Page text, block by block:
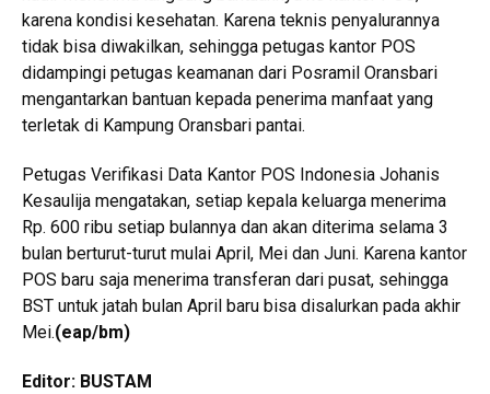
karena kondisi kesehatan. Karena teknis penyalurannya
tidak bisa diwakilkan, sehingga petugas kantor POS
didampingi petugas keamanan dari Posramil Oransbari
mengantarkan bantuan kepada penerima manfaat yang
terletak di Kampung Oransbari pantai.
Petugas Verifikasi Data Kantor POS Indonesia Johanis
Kesaulija mengatakan, setiap kepala keluarga menerima
Rp. 600 ribu setiap bulannya dan akan diterima selama 3
bulan berturut-turut mulai April, Mei dan Juni. Karena kantor
POS baru saja menerima transferan dari pusat, sehingga
BST untuk jatah bulan April baru bisa disalurkan pada akhir
Mei.(eap/bm)
Editor: BUSTAM